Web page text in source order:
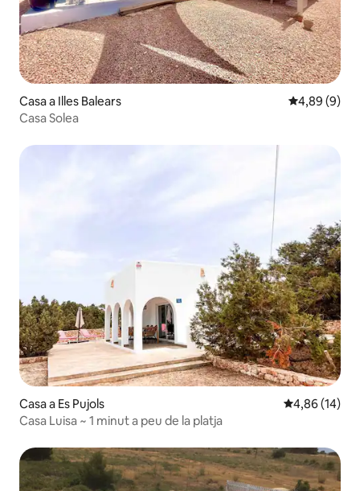
Casa a Illes Balears 4,89 de
4,89 (9)
Casa Solea
Casa a Es Pujols 4,86 de
4,86 (14)
Casa Luisa ~ 1 minut a peu de la platja